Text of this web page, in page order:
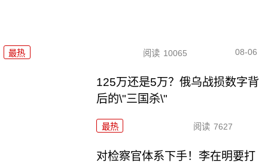
最热 阅读 10065 08-06
125万还是5万？俄乌战损数字背
后的\"三国杀\"
最热 阅读 7627
对检察官体系下手！李在明要打